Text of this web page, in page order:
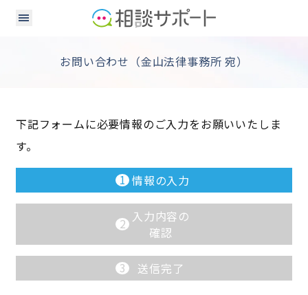
お問い合わせ（金山法律事務所 宛）
下記フォームに必要情報のご入力をお願いいたしま
す。
1 情報の入力
2 入力内容の
確認
3 送信完了